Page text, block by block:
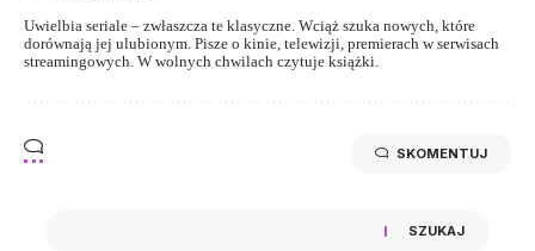
Uwielbia seriale – zwłaszcza te klasyczne. Wciąż szuka nowych, które
dorównają jej ulubionym. Pisze o kinie, telewizji, premierach w serwisach
streamingowych. W wolnych chwilach czytuje książki.
SKOMENTUJ
SZUKAJ